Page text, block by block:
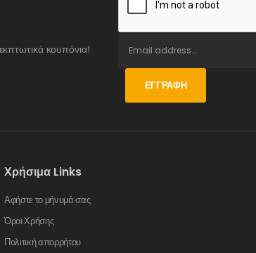
κουπόνια!
ΕΓΓΡΑΦΉ
Χρήσιμα Links
Αφήστε το μήνυμά σας
Όροι Χρήσης
Πολιτική απορρήτου